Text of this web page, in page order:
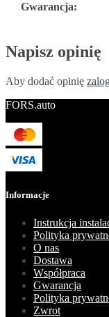
Gwarancja:
Napisz opinię
Aby dodać opinię
FORS.auto
Informacje
Instrukcja
Polityka
O nas
Dostawa
Współpraca
Gwarancja
Polityka
Zwrot